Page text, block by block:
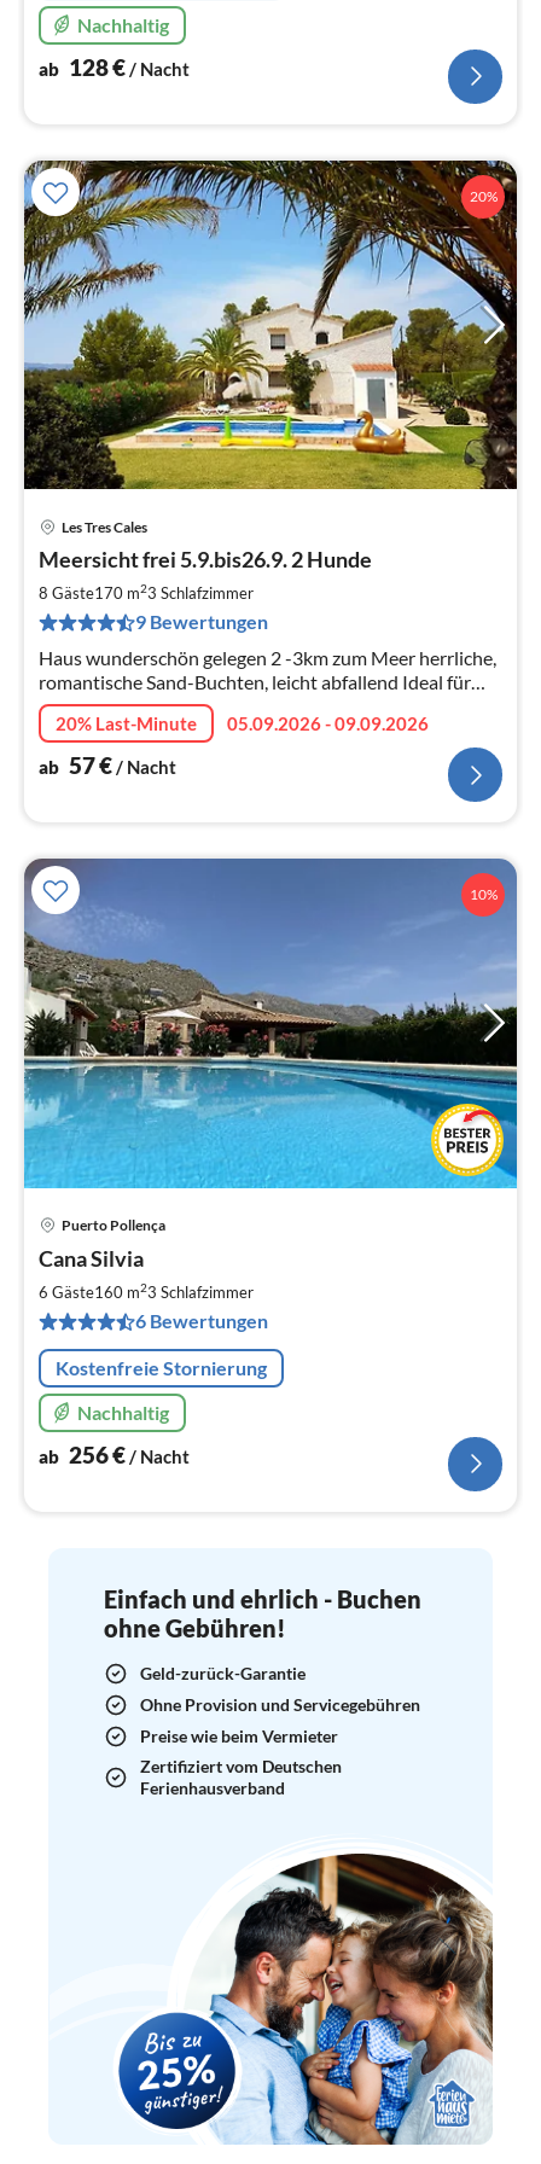
Nachhaltig
ab 128€/ Nacht
20%
Les Tres Cales
Meersicht frei 5.9.bis26.9. 2 Hunde
8 Gäste170 m23 Schlafzimmer
9 Bewertungen
Haus wunderschön gelegen 2 -3km zum Meer herrliche,
romantische Sand-Buchten, leicht abfallend Ideal für
Erwachse+Kinder Nebensaison Spitzenpreise Tolle
Spaziergänge/Wanderungen
20% Last-Minute
05.09.2026 - 09.09.2026
ab 57€/ Nacht
10%
Puerto Pollença
Cana Silvia
6 Gäste160 m23 Schlafzimmer
6 Bewertungen
Kostenfreie Stornierung
Nachhaltig
ab 256€/ Nacht
Einfach und ehrlich - Buchen
ohne Gebühren!
Geld-zurück-Garantie
Ohne Provision und Servicegebühren
Preise wie beim Vermieter
Zertifiziert vom Deutschen
Ferienhausverband